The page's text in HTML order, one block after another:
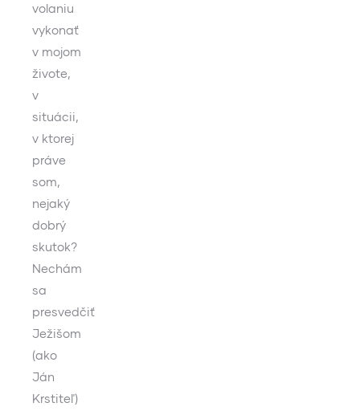
volaniu
vykonať
v mojom
živote,
v
situácii,
v ktorej
práve
som,
nejaký
dobrý
skutok?
Nechám
sa
presvedčiť
Ježišom
(ako
Ján
Krstiteľ)